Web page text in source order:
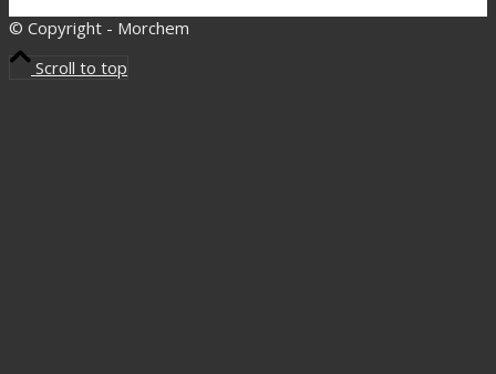
© Copyright - Morchem
Scroll to top